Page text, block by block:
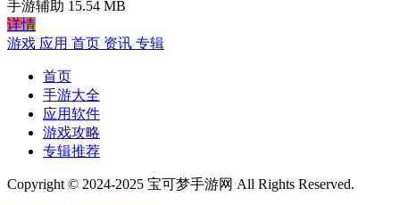
手游辅助 15.54 MB
详情
游戏 应用 首页 资讯 专辑
首页
手游大全
应用软件
游戏攻略
专辑推荐
Copyright © 2024-2025 宝可梦手游网 All Rights Reserved.